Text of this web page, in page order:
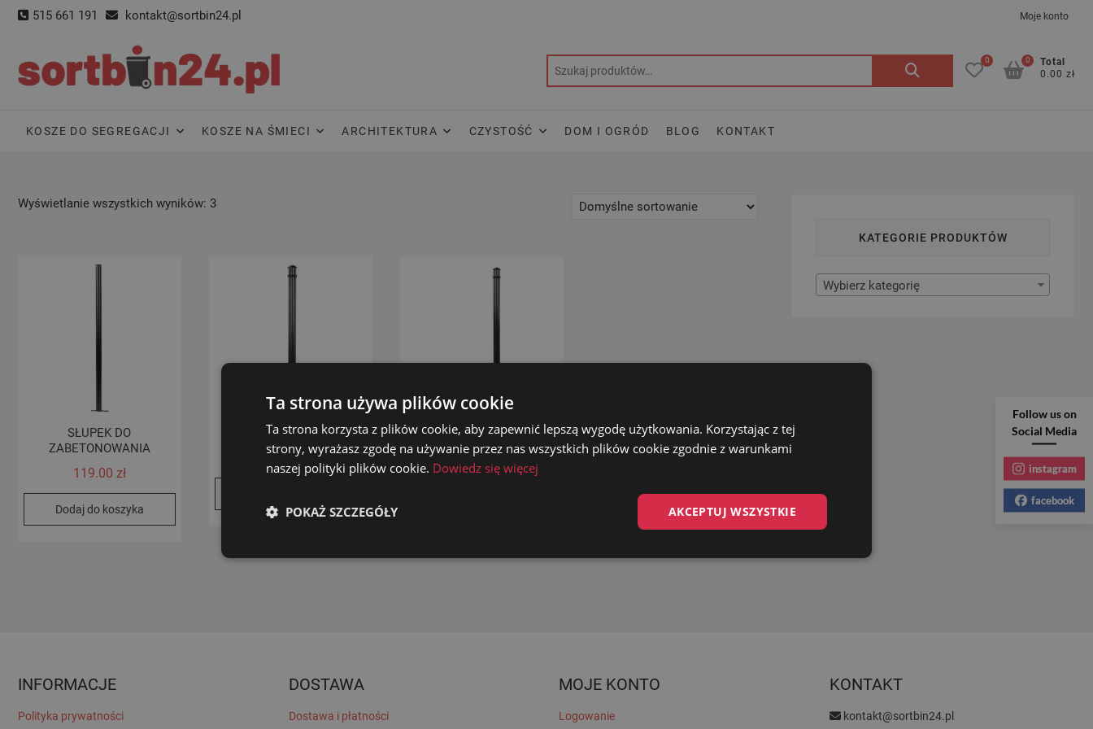
Skip
515 661 191 kontakt@sortbin24.pl Moje konto
Szukaj: 0
Total
0.00 zł
0
KOSZE DO SEGREGACJI KOSZE NA ŚMIECI ARCHITEKTURA CZYSTOŚĆ DOM I OGRÓD BLOG KONTAKT
Wyświetlanie wszystkich wyników: 3
SŁUPEK DO
ZABETONOWANIA
119.00 zł
Dodaj do koszyka
SŁUPEK Z TARCZĄ
159.00 zł
SŁUPEK – PODSTAWA
BETONOWA
299.00zł
KATEGORIE PRODUKTÓW
Wybierz kategorię
INFORMACJE
Polityka prywatności
DOSTAWA
Dostawa i płatności
MOJE KONTO
Logowanie
KONTAKT
kontakt@sortbin24.pl
Follow us on
Social Media
instagram
facebook
Ta strona używa plików cookie
Ta strona korzysta z plików cookie, aby zapewnić lepszą wygodę użytkowania. Korzystając z tej
strony, wyrażasz zgodę na używanie przez nas wszystkich plików cookie zgodnie z warunkami
naszej polityki plików cookie. Dowiedz się więcej
AKCEPTUJ WSZYSTKIE
POKAŻ SZCZEGÓŁY